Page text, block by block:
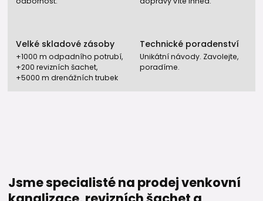
Velké skladové zásoby
+1000 m odpadního potrubí,
+200 revizních šachet,
+5000 m drenážních trubek
Technické poradenství
Unikátní návody. Zavolejte,
poradíme.
Jsme specialisté na prodej venkovní